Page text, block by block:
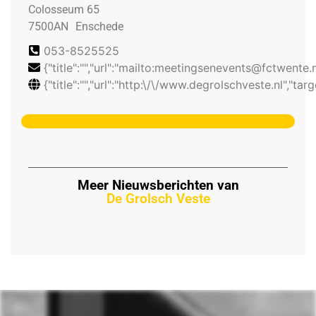
Colosseum 65
7500AN
Enschede
053-8525525
{"title":"","url":"http:\/\/
Meer Nieuwsberichten van
De Grolsch Veste